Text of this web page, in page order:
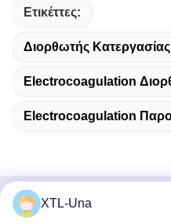
Ετικέττες:
Διορθωτής
Electrocoagulation
Electrocoagulation
Γρήγορη επικοινωνία
XTL-Una